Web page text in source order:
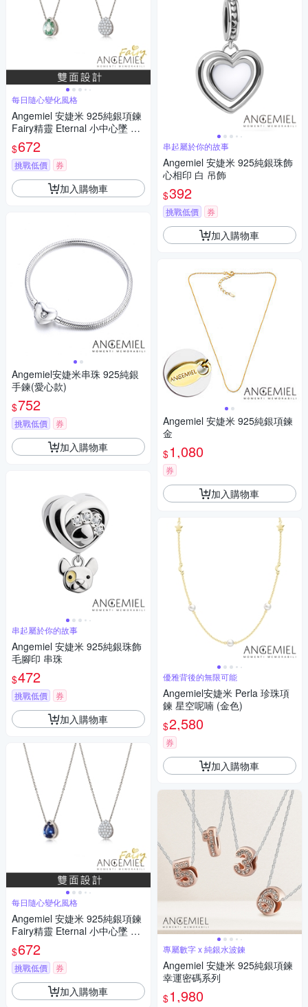
每日隨心變化風格
Angemiel 安婕米 925純銀項鍊
Fairy精靈 Eternal 小中心墜 綠
鑽滿鑽
$672
挑戰低價 券
加入購物車
Angemiel安婕米串珠 925純銀
手鍊(愛心款)
$752
挑戰低價 券
加入購物車
串起屬於你的故事
Angemiel 安婕米 925純銀珠飾
毛腳印 串珠
$472
挑戰低價 券
加入購物車
每日隨心變化風格
Angemiel 安婕米 925純銀項鍊
Fairy精靈 Eternal 小中心墜 藍
鑽滿鑽
$672
挑戰低價 券
加入購物車
串起屬於你的故事
Angemiel 安婕米 925純銀珠飾
心相印 白 吊飾
$392
挑戰低價 券
加入購物車
Angemiel 安婕米 925純銀項鍊
金
$1,080
券
加入購物車
優雅背後的無限可能
Angemiel安婕米 Perla 珍珠項
鍊 星空呢喃 (金色)
$2,580
券
加入購物車
專屬數字 x 純銀水波鍊
Angemiel 安婕米 925純銀項鍊
幸運密碼系列
$1,980